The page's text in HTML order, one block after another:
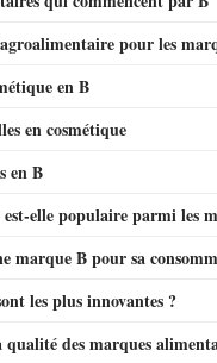
pour les
en B
en cosmétique
en B
elle populaire parmi les
marque B pour sa
les plus innovantes ?
des marques